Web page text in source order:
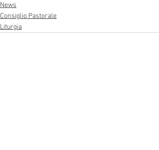
News
Consiglio Pastorale
Liturgia